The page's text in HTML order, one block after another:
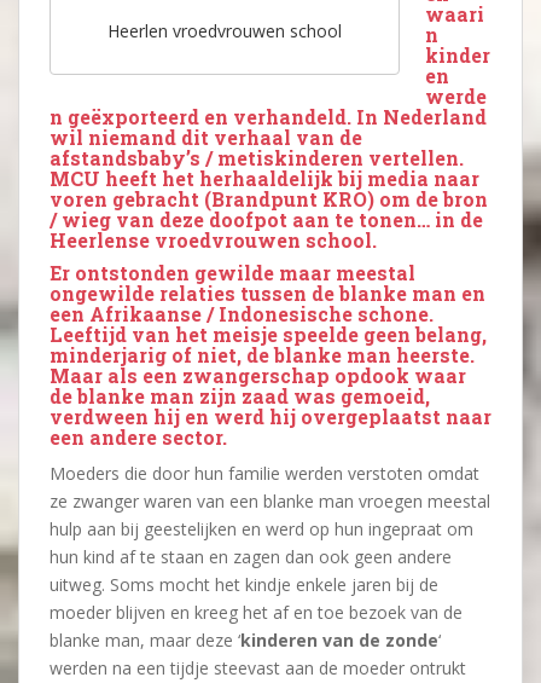
Heerlen vroedvrouwen school
waari
n
kinder
en
werde
n geëxporteerd en verhandeld. In Nederland
wil niemand dit verhaal van de
afstandsbaby’s / metiskinderen vertellen.
MCU heeft het herhaaldelijk bij media naar
voren gebracht (Brandpunt KRO) om de bron
/ wieg van deze doofpot aan te tonen… in de
Heerlense vroedvrouwen school.
Er ontstonden gewilde maar meestal
ongewilde relaties tussen de blanke man en
een Afrikaanse / Indonesische schone.
Leeftijd van het meisje speelde geen belang,
minderjarig of niet, de blanke man heerste.
Maar als een zwangerschap opdook waar
de blanke man zijn zaad was gemoeid,
verdween hij en werd hij overgeplaatst naar
een andere sector.
Moeders die door hun familie werden verstoten omdat
ze zwanger waren van een blanke man vroegen meestal
hulp aan bij geestelijken en werd op hun ingepraat om
hun kind af te staan en zagen dan ook geen andere
uitweg. Soms mocht het kindje enkele jaren bij de
moeder blijven en kreeg het af en toe bezoek van de
blanke man, maar deze ‘kinderen van de zonde‘
werden na een tijdje steevast aan de moeder ontrukt